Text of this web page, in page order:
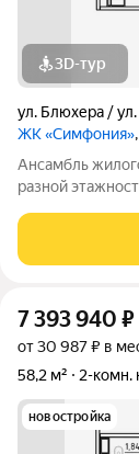
3D-тур
ул. Блюхера / ул.
ЖК «Симфония»
Ансамбль
разной
времени и
отделкой.
7 393 940 ₽
от 30 987 ₽ в
58,2 м²
2-комн.
новостройка